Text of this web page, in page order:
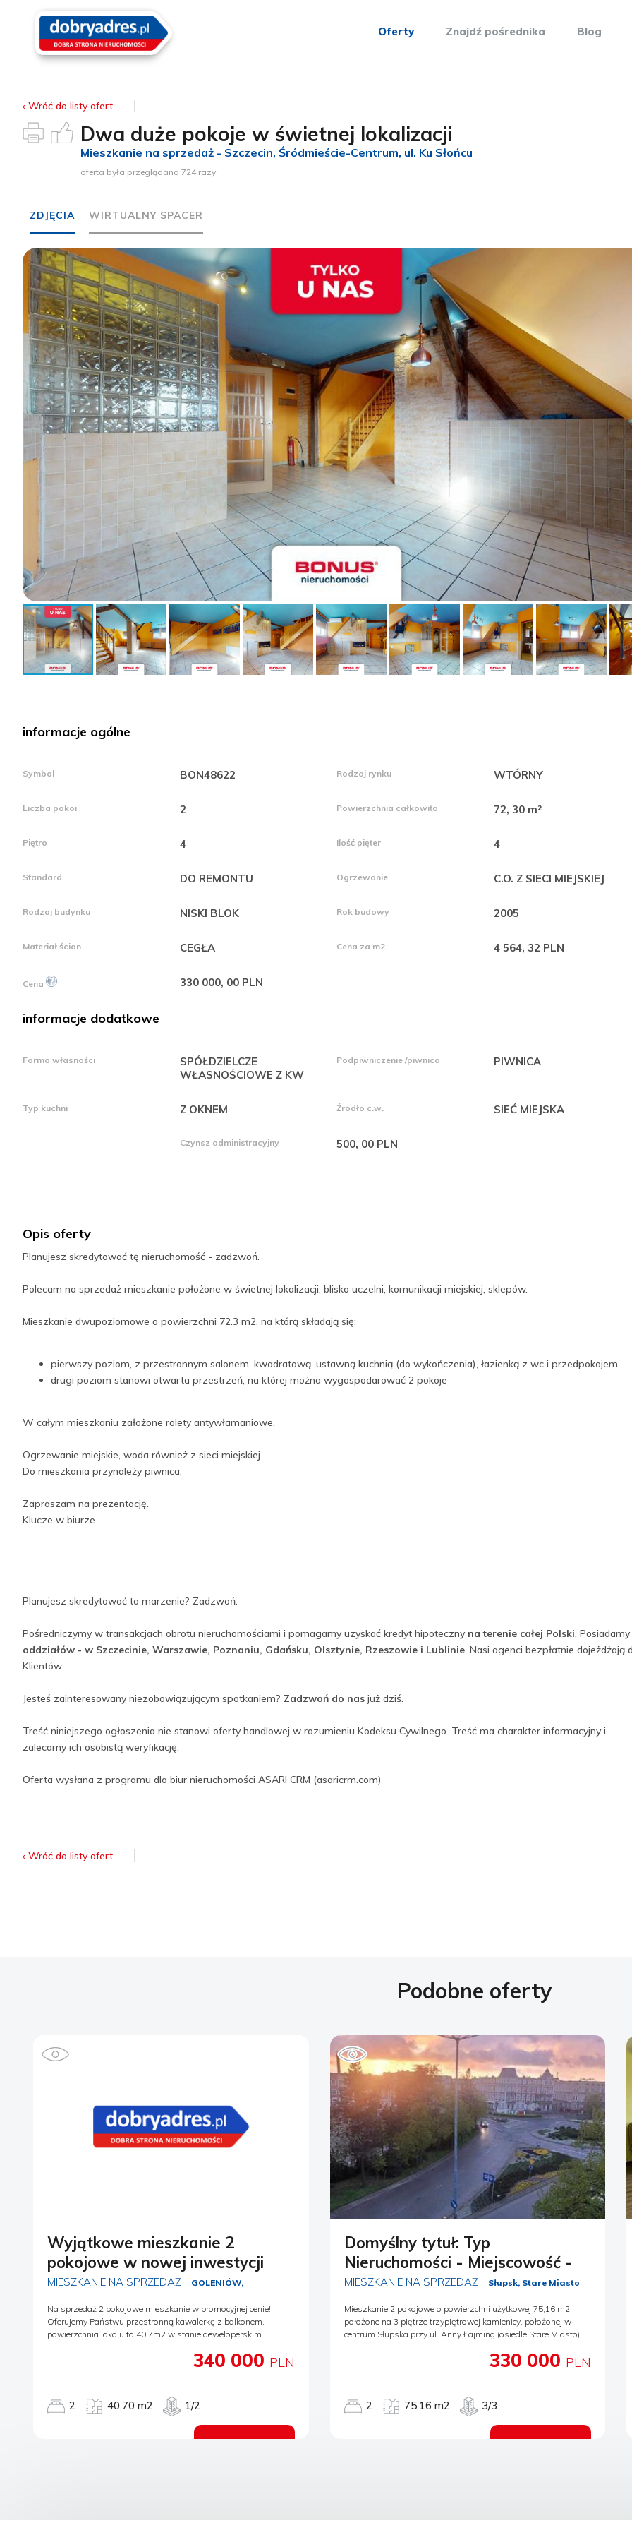
Oferty Znajdź pośrednika Blog
‹ Wróć do listy ofert
Dwa duże pokoje w świetnej lokalizacji
Mieszkanie na sprzedaż - Szczecin, Śródmieście-Centrum, ul. Ku Słońcu
oferta była przeglądana 724 razy
ZDJĘCIA WIRTUALNY SPACER
informacje ogólne
Symbol BON48622 Rodzaj rynku WTÓRNY
Liczba pokoi 2 Powierzchnia całkowita 72, 30 m²
Piętro 4 Ilość pięter 4
Standard DO REMONTU Ogrzewanie C.O. Z SIECI MIEJSKIEJ
Rodzaj budynku NISKI BLOK Rok budowy 2005
Materiał ścian CEGŁA Cena za m2 4 564, 32 PLN
Cena 330 000, 00 PLN
informacje dodatkowe
Forma własności
SPÓŁDZIELCZE
WŁASNOŚCIOWE Z KW
Podpiwniczenie /piwnica PIWNICA
Typ kuchni Z OKNEM Źródło c.w. SIEĆ MIEJSKA
Czynsz administracyjny 500, 00 PLN
Opis oferty
Planujesz skredytować tę nieruchomość - zadzwoń.
Polecam na sprzedaż mieszkanie położone w świetnej lokalizacji, blisko uczelni, komunikacji miejskiej, sklepów.
Mieszkanie dwupoziomowe o powierzchni 72.3 m2, na którą składają się:
pierwszy poziom, z przestronnym salonem, kwadratową, ustawną kuchnią (do wykończenia), łazienką z wc i przedpokojem
drugi poziom stanowi otwarta przestrzeń, na której można wygospodarować 2 pokoje
W całym mieszkaniu założone rolety antywłamaniowe.
Ogrzewanie miejskie, woda również z sieci miejskiej.
Do mieszkania przynależy piwnica.
Zapraszam na prezentację.
Klucze w biurze.
Planujesz skredytować to marzenie? Zadzwoń.
Pośredniczymy w transakcjach obrotu nieruchomościami i pomagamy uzyskać kredyt hipoteczny na terenie całej Polski. Posiadamy
oddziałów - w Szczecinie, Warszawie, Poznaniu, Gdańsku, Olsztynie, Rzeszowie i Lublinie. Nasi agenci bezpłatnie dojeżdżają
Klientów.
Jesteś zainteresowany niezobowiązującym spotkaniem? Zadzwoń do nas już dziś.
Treść niniejszego ogłoszenia nie stanowi oferty handlowej w rozumieniu Kodeksu Cywilnego. Treść ma charakter informacyjny i
zalecamy ich osobistą weryfikację.
Oferta wysłana z programu dla biur nieruchomości ASARI CRM (asaricrm.com)
‹ Wróć do listy ofert
Podobne oferty
Wyjątkowe mieszkanie 2
pokojowe w nowej inwestycji
MIESZKANIE NA SPRZEDAŻ GOLENIÓW,
Na sprzedaż 2 pokojowe mieszkanie w promocyjnej cenie!
Oferujemy Państwu przestronną kawalerkę z balkonem,
powierzchnia lokalu to 40.7m2 w stanie deweloperskim.
Nieruchomość posiada ogrzewanie miejskie, co gwarantuje
Dodatkowym atutem jest możliwość wykupu miejsca
postojowego w garażu podziemnym oraz dodatkowego
miejsca parkingu na zewnątrz. To idealne rozwiązanie dla
340 000 PLN
2 40,70 m2 1/2
Zobacz ofertę
Domyślny tytuł: Typ
Nieruchomości - Miejscowość -
MIESZKANIE NA SPRZEDAŻ Słupsk, Stare Miasto
Mieszkanie 2 pokojowe o powierzchni użytkowej 75,16 m2
położone na 3 piętrze trzypiętrowej kamienicy, położonej w
centrum Słupska przy ul. Anny Łajming (osiedle Stare Miasto).
potencjałem aranżacyjnym, słoneczne. W skład mieszkania
wejść do pokoju, kuchni, łazienki i wc; z pokoju wejście do
drugiego pokoju; kuchnia otwarta na przedpokój (bez okna) z
miejscem na jadalnię. Okna po wymianie na PCV, w pokojach:
330 000 PLN
2 75,16 m2 3/3
Zobacz ofertę